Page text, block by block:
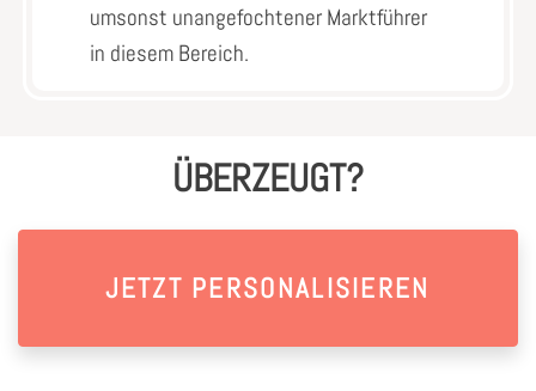
umsonst unangefochtener Marktführer
in diesem Bereich.
ÜBERZEUGT?
JETZT PERSONALISIEREN